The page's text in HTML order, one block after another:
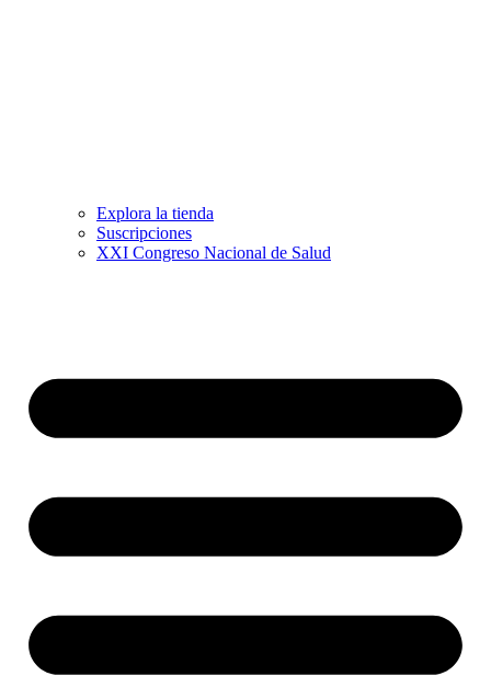
Explora la tienda
Suscripciones
XXI Congreso Nacional de Salud